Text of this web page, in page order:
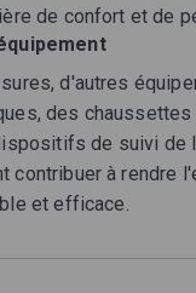
de confort et de
d'autres
des
de suivi de
contribuer à rendre
et efficace.